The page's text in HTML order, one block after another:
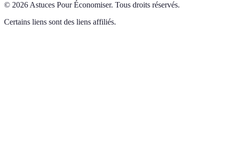
© 2026 Astuces Pour Économiser. Tous droits réservés.
Certains liens sont des liens affiliés.